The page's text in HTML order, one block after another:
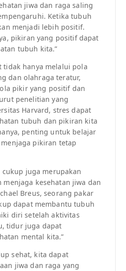
jiwa dan raga saling
Ketika tubuh
menjadi lebih positif.
pikiran yang positif dapat
tubuh kita.”
tidak hanya melalui pola
dan olahraga teratur,
pikir yang positif dan
penelitian yang
Harvard, stres dapat
tubuh dan pikiran kita
penting untuk belajar
pikiran tetap
juga merupakan
kesehatan jiwa dan
Breus, seorang pakar
dapat membantu tubuh
diri setelah aktivitas
tidur juga dapat
mental kita.”
sehat, kita dapat
jiwa dan raga yang